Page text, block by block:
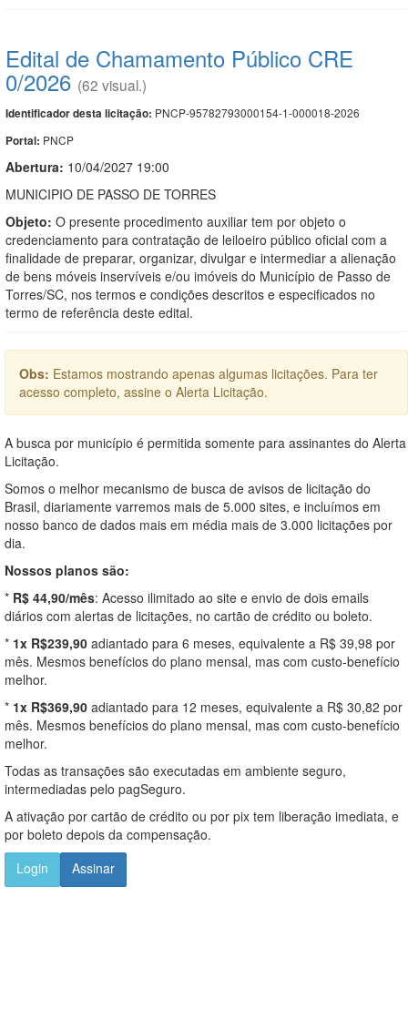
Edital de Chamamento Público CRE
0/2026 (62 visual.)
Identificador desta licitação: PNCP-95782793000154-1-000018-2026
Portal: PNCP
Abertura: 10/04/2027 19:00
MUNICIPIO DE PASSO DE TORRES
Objeto: O presente procedimento auxiliar tem por objeto o
credenciamento para contratação de leiloeiro público oficial com a
finalidade de preparar, organizar, divulgar e intermediar a alienação
de bens móveis inservíveis e/ou imóveis do Município de Passo de
Torres/SC, nos termos e condições descritos e especificados no
termo de referência deste edital.
Obs: Estamos mostrando apenas algumas licitações. Para ter
acesso completo, assine o Alerta Licitação.
A busca por município é permitida somente para assinantes do Alerta
Licitação.
Somos o melhor mecanismo de busca de avisos de licitação do
Brasil, diariamente varremos mais de 5.000 sites, e incluímos em
nosso banco de dados mais em média mais de 3.000 licitações por
dia.
Nossos planos são:
* R$ 44,90/mês: Acesso ilimitado ao site e envio de dois emails
diários com alertas de licitações, no cartão de crédito ou boleto.
* 1x R$239,90 adiantado para 6 meses, equivalente a R$ 39,98 por
mês. Mesmos benefícios do plano mensal, mas com custo-benefício
melhor.
* 1x R$369,90 adiantado para 12 meses, equivalente a R$ 30,82 por
mês. Mesmos benefícios do plano mensal, mas com custo-benefício
melhor.
Todas as transações são executadas em ambiente seguro,
intermediadas pelo pagSeguro.
A ativação por cartão de crédito ou por pix tem liberação imediata, e
por boleto depois da compensação.
Login
Assinar